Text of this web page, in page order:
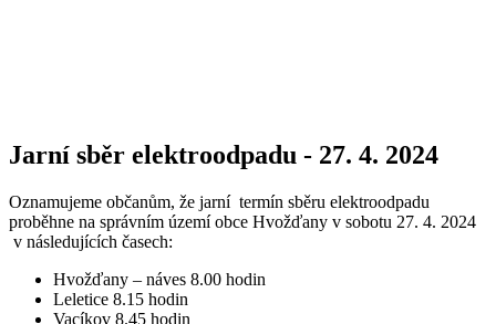
Jarní sběr elektroodpadu - 27. 4. 2024
Oznamujeme občanům, že jarní termín sběru elektroodpadu
proběhne na správním území obce Hvožďany v sobotu 27. 4. 2024
v následujících časech:
Hvožďany – náves 8.00 hodin
Leletice 8.15 hodin
Vacíkov 8.45 hodin